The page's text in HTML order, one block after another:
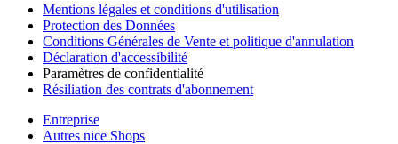
Mentions légales et conditions d'utilisation
Protection des Données
Conditions Générales de Vente et politique d'annulation
Déclaration d'accessibilité
Paramètres de confidentialité
Résiliation des contrats d'abonnement
Entreprise
Autres nice Shops